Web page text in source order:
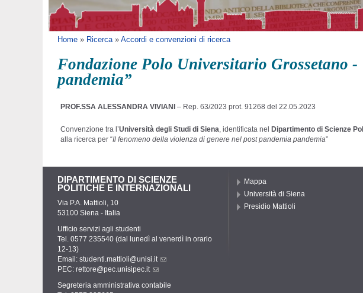
Tu sei qui
Home » Ricerca » Accordi e convenzioni di ricerca
Fondazione Polo Universitario Grossetano
pandemia”
PROF.SSA ALESSANDRA VIVIANI – Rep. 63/2023 prot. 91268 del 22.05.2023
Convenzione tra l’Università degli Studi di Siena , identificata nel Dipartimento di Scienze
alla ricerca per “Il fenomeno della violenza di genere nel post pandemia pandemia”
DIPARTIMENTO DI SCIENZE
POLITICHE E INTERNAZIONALI
Via P.A. Mattioli, 10
53100 Siena - Italia
Ufficio servizi agli studenti
Tel. 0577 235540 (dal lunedì al venerdì in orario
12-13)
Email: studenti.mattioli@unisi.it
PEC: rettore@pec.unisipec.it
Segreteria amministrativa contabile
Mappa
Università di Siena
Presidio Mattioli